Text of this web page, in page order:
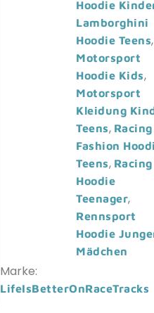
Hoodie
Lamborghini
Hoodie Teens,
Motorsport
Hoodie Kids,
Motorsport
Kleidung
Teens, Racing
Fashion
Teens, Racing
Hoodie
Teenager,
Rennsport
Hoodie
Mädchen
Marke:
LifeIsBetterOnRaceTracks